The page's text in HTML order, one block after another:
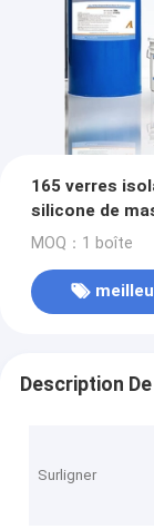
165 verres
silicone de
mur rideau
MOQ：1 boîte
Description
Surligner